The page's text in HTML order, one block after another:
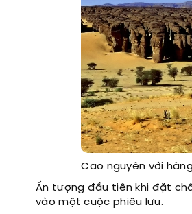
Cao nguyên với
Ấn tượng đầu tiên khi đặt
vào một cuộc phiêu lưu.